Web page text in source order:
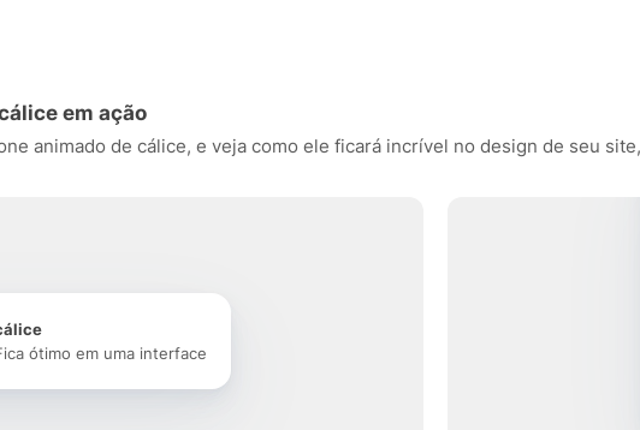
em ação
animado de cálice, e veja como ele ficará incrível no design de seu
ótimo em uma interface